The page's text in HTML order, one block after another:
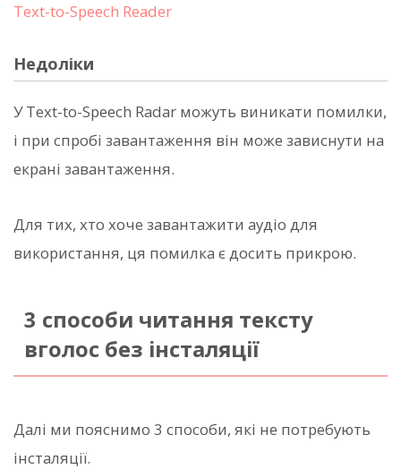
Text-to-Speech Reader
Недоліки
У Text-to-Speech Radar можуть виникати помилки,
і при спробі завантаження він може зависнути на
екрані завантаження.
Для тих, хто хоче завантажити аудіо для
використання, ця помилка є досить прикрою.
3 способи читання тексту
вголос без інсталяції
Далі ми пояснимо 3 способи, які не потребують
інсталяції.